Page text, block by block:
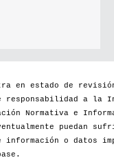
en estado de
responsabilidad a la
Normativa e
puedan
o datos